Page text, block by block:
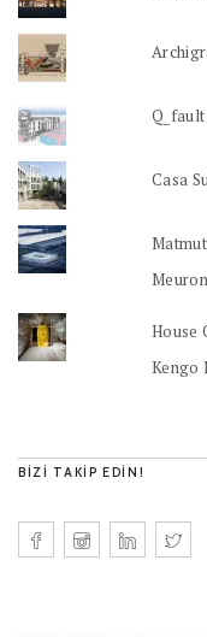
Casa
Meuron
House
Kengo
BIZI TAKIP EDIN!